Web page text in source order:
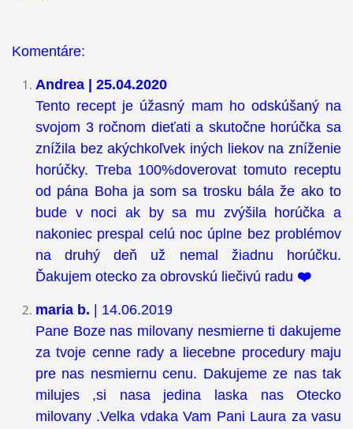
Komentáre:
Andrea | 25.04.2020
Tento recept je úžasný mam ho odskúšaný na
svojom 3 ročnom dieťati a skutočne horúčka sa
znížila bez akýchkoľvek iných liekov na zníženie
horúčky. Treba 100%doverovat tomuto receptu
od pána Boha ja som sa trosku bála že ako to
bude v noci ak by sa mu zvýšila horúčka a
nakoniec prespal celú noc úplne bez problémov
na druhý deň už nemal žiadnu horúčku.
Ďakujem otecko za obrovskú liečivú radu ❤️
maria b.
| 14.06.2019
Pane Boze nas milovany nesmierne ti dakujeme
za tvoje cenne rady a liecebne procedury maju
pre nas nesmiernu cenu. Dakujeme ze nas tak
milujes ,si nasa jedina laska nas Otecko
milovany .Velka vdaka Vam Pani Laura za vasu